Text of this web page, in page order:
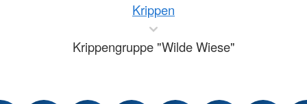
Krippen
Krippengruppe "Wilde Wiese"